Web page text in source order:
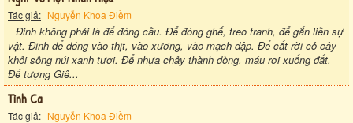
Tác giả: Nguyễn Khoa Điềm
Đinh không phải là để đóng cầu. Để đóng ghế, treo tranh, để gắn liền sự
vật. Đinh để đóng vào thịt, vào xương, vào mạch đập. Để cắt rời cỏ cây
khỏi sông núi xanh tươi. Để nhựa chảy thành dòng, máu rơi xuống đất.
Để tượng Giê...
Tình Ca
Tác giả: Nguyễn Khoa Điềm